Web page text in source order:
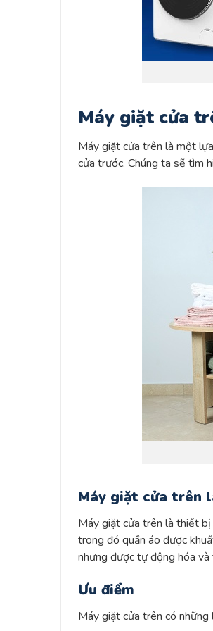
Máy giặt cửa
Máy giặt cửa trên là một
cửa trước. Chúng ta sẽ tìm
Máy giặt cửa trên
Máy giặt cửa trên là thiết
trong đó quần áo được
nhưng được tự động hóa
Ưu điểm
Máy giặt cửa trên có